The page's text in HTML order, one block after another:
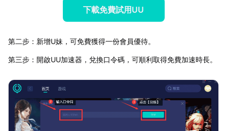
下載免費試用UU
第二步：新增U妹，可免費獲得一份會員優待。
第三步：開啟UU加速器，兌換口令碼，可順利取得免費加速時長。